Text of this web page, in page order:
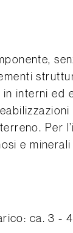
interni ed
Per
e
ca. 3 -